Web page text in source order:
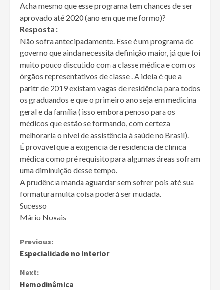
Acha mesmo que esse programa tem chances de ser
aprovado até 2020 (ano em que me formo)?
Resposta :
Não sofra antecipadamente. Esse é um programa do
governo que ainda necessita definição maior, já que foi
muito pouco discutido com a classe médica e com os
órgãos representativos de classe . A ideia é que a
paritr de 2019 existam vagas de residência para todos
os graduandos e que o primeiro ano seja em medicina
geral e da família ( isso embora penoso para os
médicos que estão se formando, com certeza
melhoraria o nível de assistência à saúde no Brasil).
É provável que a exigência de residência de clínica
médica como pré requisito para algumas áreas sofram
uma diminuição desse tempo.
A prudência manda aguardar sem sofrer pois até sua
formatura muita coisa poderá ser mudada.
Sucesso
Mário Novais
Continue
Reading
Previous:
Especialidade no Interior
Next:
Hemodinâmica